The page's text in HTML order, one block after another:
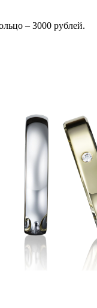
– 3000 рублей.